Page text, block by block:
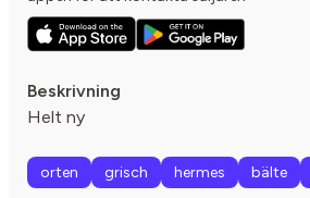
Beskrivning
Helt ny
orten grisch hermes bälte